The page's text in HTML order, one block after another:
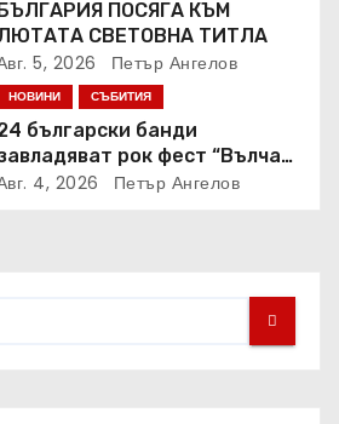
ПОСЯГА КЪМ
СВЕТОВНА ТИТЛА
5, 2026 Петър Ангелов
НОВИНИ СЪБИТИЯ
български банди
рок фест “Вълча
4, 2026 Петър Ангелов